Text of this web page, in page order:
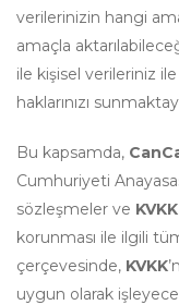
verilerinizin hangi
amaçla
ile kişisel verileriniz
haklarınızı
Bu kapsamda,
Cumhuriyeti
sözleşmeler ve KVKK
korunması ile ilgili
çerçevesinde, KVKK
uygun olarak